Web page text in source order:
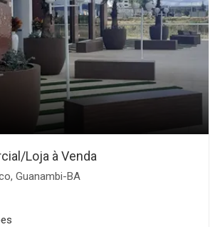
Loja à Venda
Guanambi-BA